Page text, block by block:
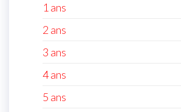
1 ans
2 ans
3 ans
4 ans
5 ans